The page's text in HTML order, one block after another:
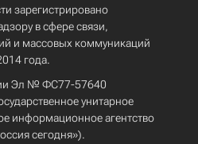
зарегистрировано
в сфере связи,
и массовых коммуникаций
года.
Эл № ФС77-57640
унитарное
информационное агентство
сегодня»).